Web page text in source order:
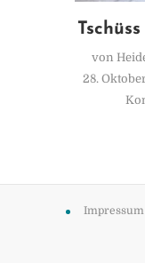
von
28.
Impressum